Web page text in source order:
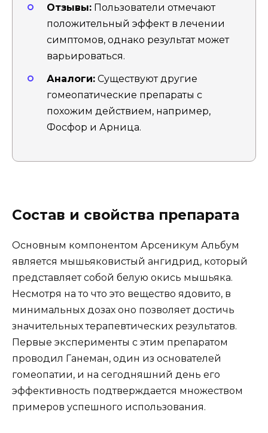
Отзывы: Пользователи отмечают
положительный эффект в лечении
симптомов, однако результат может
варьироваться.
Аналоги: Существуют другие
гомеопатические препараты с
похожим действием, например,
Фосфор и Арница.
Состав и свойства препарата
Основным компонентом Арсеникум Альбум
является мышьяковистый ангидрид, который
представляет собой белую окись мышьяка.
Несмотря на то что это вещество ядовито, в
минимальных дозах оно позволяет достичь
значительных терапевтических результатов.
Первые эксперименты с этим препаратом
проводил Ганеман, один из основателей
гомеопатии, и на сегодняшний день его
эффективность подтверждается множеством
примеров успешного использования.